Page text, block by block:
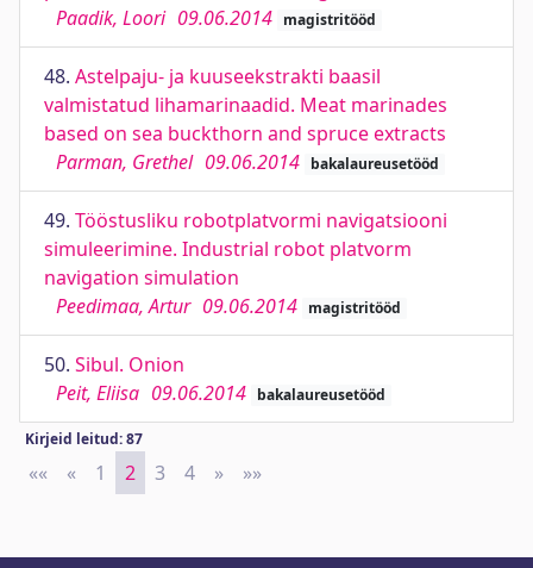
Paadik, Loori 09.06.2014 magistritööd
48. Astelpaju- ja kuuseekstrakti baasil
valmistatud lihamarinaadid. Meat marinades
based on sea buckthorn and spruce extracts
Parman, Grethel 09.06.2014 bakalaureusetööd
49. Tööstusliku robotplatvormi navigatsiooni
simuleerimine. Industrial robot platvorm
navigation simulation
Peedimaa, Artur 09.06.2014 magistritööd
50. Sibul. Onion
Peit, Eliisa 09.06.2014 bakalaureusetööd
Kirjeid leitud: 87
«« First
« Previous
1 2 3 4 » Next
»»